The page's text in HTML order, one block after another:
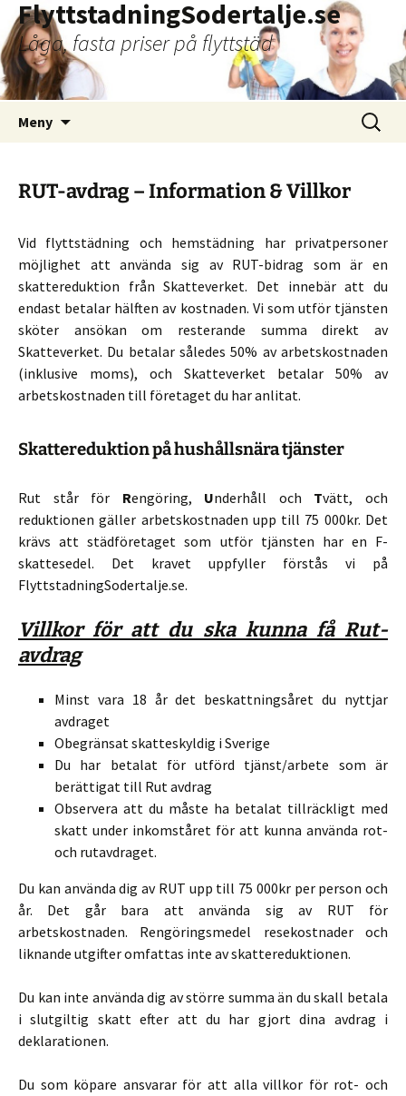
FlyttstadningSodertalje.se
Låga, fasta priser på flyttstäd
Meny
Sök
efter:
RUT-avdrag – Information & Villkor
Vid flyttstädning och hemstädning har privatpersoner
möjlighet att använda sig av RUT-bidrag som är en
skattereduktion från Skatteverket. Det innebär att du
endast betalar hälften av kostnaden. Vi som utför tjänsten
sköter ansökan om resterande summa direkt av
Skatteverket. Du betalar således 50% av arbetskostnaden
(inklusive moms), och Skatteverket betalar 50% av
arbetskostnaden till företaget du har anlitat.
Skattereduktion på hushållsnära tjänster
Rut står för Rengöring, Underhåll och Tvätt, och
reduktionen gäller arbetskostnaden upp till 75 000kr. Det
krävs att städföretaget som utför tjänsten har en F-
skattesedel. Det kravet uppfyller förstås vi på
FlyttstadningSodertalje.se.
Villkor för att du ska kunna få Rut-
avdrag
Minst vara 18 år det beskattningsåret du nyttjar
avdraget
Obegränsat skatteskyldig i Sverige
Du har betalat för utförd tjänst/arbete som är
berättigat till Rut avdrag
Observera att du måste ha betalat tillräckligt med
skatt under inkomståret för att kunna använda rot-
och rutavdraget.
Du kan använda dig av RUT upp till 75 000kr per person och
år. Det går bara att använda sig av RUT för
arbetskostnaden. Rengöringsmedel resekostnader och
liknande utgifter omfattas inte av skattereduktionen.
Du kan inte använda dig av större summa än du skall betala
i slutgiltig skatt efter att du har gjort dina avdrag i
deklarationen.
Du som köpare ansvarar för att alla villkor för rot- och